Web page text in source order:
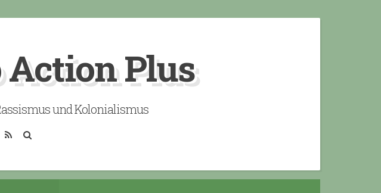
Plus
und Kolonialismus
RSS